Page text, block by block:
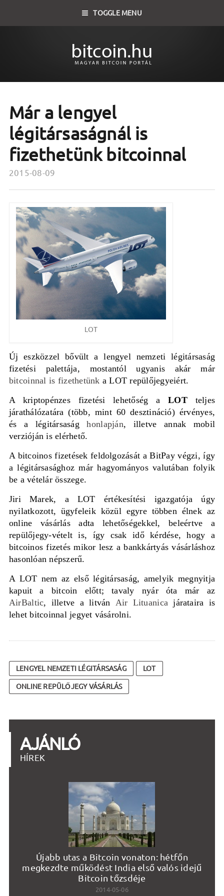
TOGGLE MENU
Már a lengyel
légitársaságnál is
fizethetünk bitcoinnal
2015-08-09
LOT
Új eszközzel bővült a lengyel nemzeti légitársaság
fizetési palettája, mostantól ugyanis akár már
bitcoinnal is fizethetünk a LOT repülőjegyeiért.
A kriptopénzes fizetési lehetőség aLOTteljes
járathálózatára (több, mint 60 desztináció) érvényes,
és a légitársasághonlapján, illetve annak mobil
verzióján is elérhető.
A bitcoinos fizetések feldolgozását a BitPay végzi, így
a légitársasághoz már hagyományos valutában folyik
be a vételár összege.
Jiri Marek, a LOT értékesítési igazgatója úgy
nyilatkozott, ügyfeleik közül egyre többen élnek az
online vásárlás adta lehetőségekkel, beleértve a
repülőjegy-vételt is, így csak idő kérdése, hogy a
bitcoinos fizetés mikor lesz a bankkártyás vásárláshoz
hasonlóan népszerű.
A LOT nem az első légitársaság, amelyik megnyitja
kapuit a bitcoin előtt; tavaly nyár óta már az
AirBaltic, illetve a litván Air Lituanica járataira is
lehet bitcoinnal jegyet vásárolni.
LENGYEL NEMZETI LÉGITÁRSASÁG LOT
ONLINE REPÜLŐJEGY VÁSÁRLÁS
AJÁNLÓ
HÍREK
Újabb utas a Bitcoin vonaton: hétfőn
megkezdte működést India első valós idejű
Bitcoin tőzsdéje
2014-05-06